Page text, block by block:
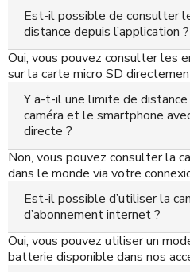
Est-il possible de consulter
distance depuis l’application ?
Oui, vous pouvez consulter les
sur la carte micro SD
Y a-t-il une limite de
caméra et le smartphone
directe ?
Non, vous pouvez consulter la
dans le monde via votre
Est-il possible d’utiliser la
d’abonnement internet ?
Oui, vous pouvez utiliser un
batterie disponible dans nos